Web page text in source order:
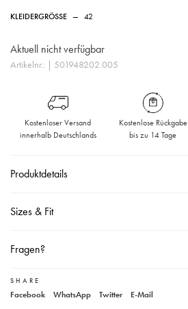
KLEIDERGRÖSSE — 42
Aktuell nicht verfügbar
Artikelnr.: | 501948202.005
Kostenloser Versand
innerhalb Deutschlands
Kostenlose Rückgabe
bis zu 14 Tage
Produktdetails
Zwei Taschen auf der Rückseite,
Beinabschlüsse leicht ausgefranst,
Knopf- und Reißverschluss,
Sizes & Fit
Größentabelle
Fragen?
Unser Kundenservice
SHARE
Facebook WhatsApp Twitter E-Mail